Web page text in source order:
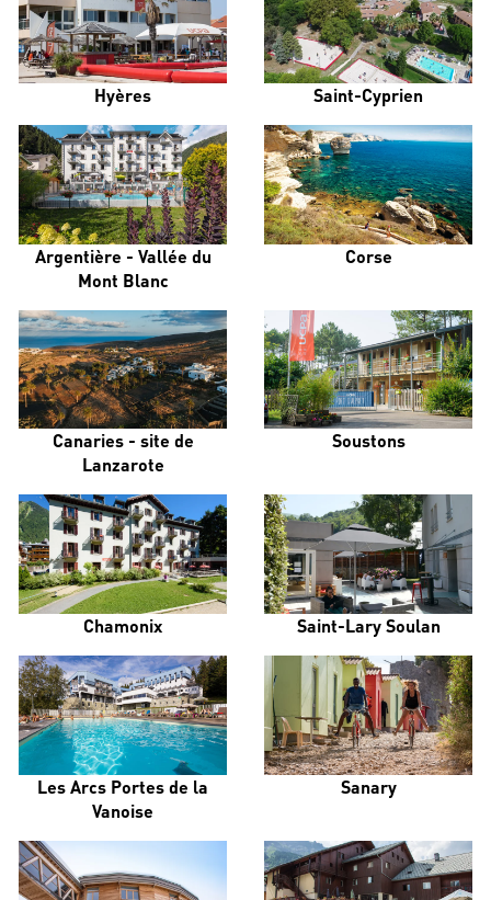
Hyères Saint-Cyprien
Argentière - Vallée du
Mont Blanc
Corse
Canaries - site de
Lanzarote
Soustons
Chamonix Saint-Lary Soulan
Les Arcs Portes de la
Vanoise
Sanary